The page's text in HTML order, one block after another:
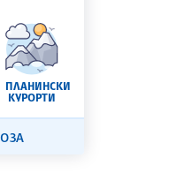
ПЛАНИНСКИ
КУРОРТИ